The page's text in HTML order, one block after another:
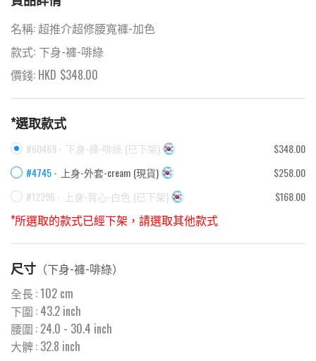
名稱: 超推介超修腰寬褲-加色
款式: 下身-褲-啡綠
價錢: HKD $348.00
*選取款式
#60469 - 下身-褲-啡綠 (已下架)
$348.00
#4745 - 上身-外套-cream (現貨)
$258.00
#12296 - 上身-背心-白色 (已下架) $168.00
*所選取的款式已經下架，請選取其他款式
尺寸 （下身-褲-啡綠）
全長 :102 cm
下圍 : 43.2 inch
腰圍 : 24.0 - 30.4 inch
大髀: 32.8 inch